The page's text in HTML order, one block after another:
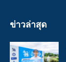
ข่าวล่าสุด